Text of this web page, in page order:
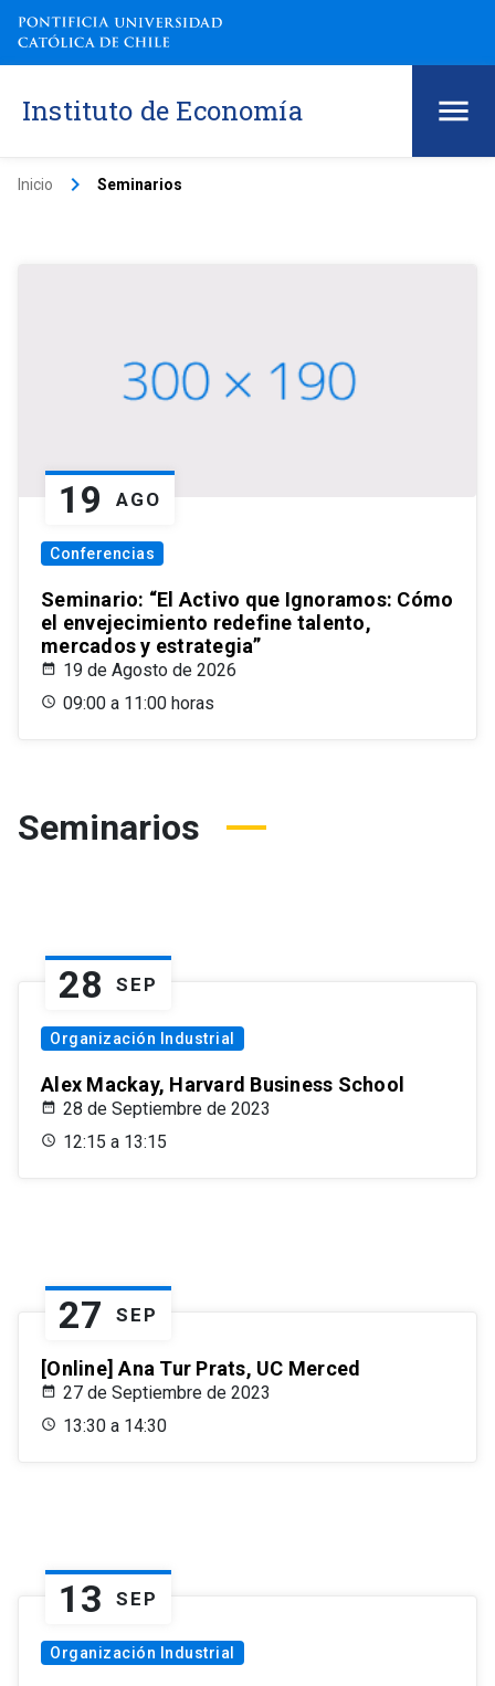
Instituto de Economía
Inicio keyboard_arrow_right Seminarios
19 AGO
Conferencias
Seminario: “El Activo que Ignoramos: Cómo
el envejecimiento redefine talento,
mercados y estrategia”
19 de Agosto de 2026
09:00 a 11:00 horas
Seminarios
28 SEP
Organización Industrial
Alex Mackay, Harvard Business School
28 de Septiembre de 2023
12:15 a 13:15
27 SEP
[Online] Ana Tur Prats, UC Merced
27 de Septiembre de 2023
13:30 a 14:30
13 SEP
Organización Industrial